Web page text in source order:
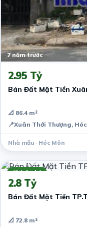
7 năm trước
2.95 Tỷ
Bán Đất Mặt Tiền
📐 86.4 m²
📍Xuân Thới Thượng,
Nhà mẫu · Hóc Môn
Chính chủ
7 năm trước
2.8 Tỷ
Bán Đất Mặt Tiền
📐 72.8 m²